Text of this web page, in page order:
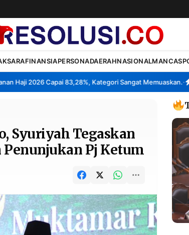
FINANSIAPERSONADAERAHNASIONALMANCA
2026 Capai 83,28%, Kategori Sangat Memuaskan.•
Syuriyah Tegaskan
Penunjukan Pj Ketum